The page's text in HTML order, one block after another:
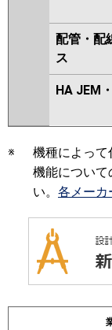
配管・配
ス
HA JEM
※
機種によって
機能について
い。 各メー